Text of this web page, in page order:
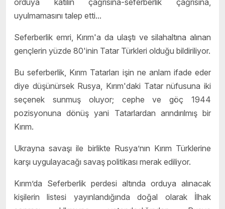
uyulmamasını talep etti...
Seferberlik emri, Kırım'a da ulaştı ve silahaltına alınan
gençlerin yüzde 80'inin Tatar Türkleri olduğu bildiriliyor.
Bu seferberlik, Kırım Tatarları işin ne anlam ifade eder
diye düşünürsek Rusya, Kırım'daki Tatar nüfusuna iki
seçenek sunmuş oluyor; cephe ve göç 1944
pozisyonuna dönüş yani Tatarlardan arındırılmış bir
Kırım.
Ukrayna savaşı ile birlikte Rusya’nın Kırım Türklerine
karşı uygulayacağı savaş politikası merak ediliyor.
Kırım’da Seferberlik perdesi altında orduya alınacak
kişilerin listesi yayınlandığında doğal olarak İlhak